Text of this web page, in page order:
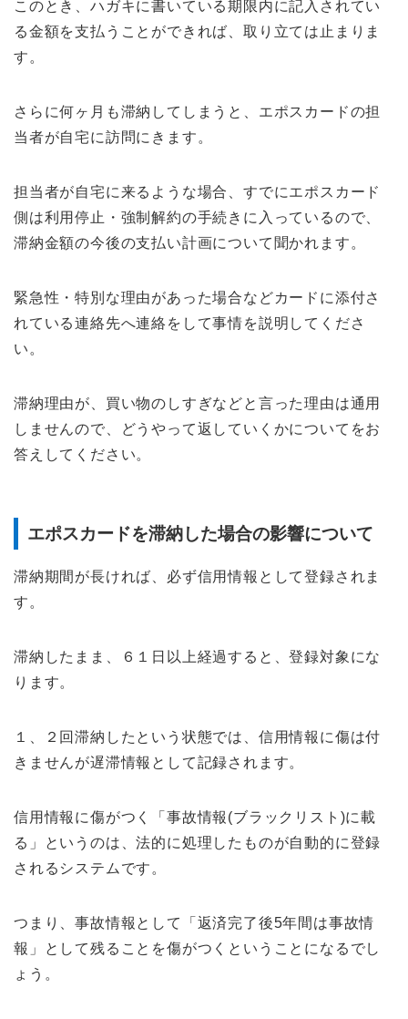
このとき、ハガキに書いている期限内に記入されてい
る金額を支払うことができれば、取り立ては止まりま
す。
さらに何ヶ月も滞納してしまうと、エポスカードの担
当者が自宅に訪問にきます。
担当者が自宅に来るような場合、すでにエポスカード
側は利用停止・強制解約の手続きに入っているので、
滞納金額の今後の支払い計画について聞かれます。
緊急性・特別な理由があった場合などカードに添付さ
れている連絡先へ連絡をして事情を説明してくださ
い。
滞納理由が、買い物のしすぎなどと言った理由は通用
しませんので、どうやって返していくかについてをお
答えしてください。
エポスカードを滞納した場合の影響について
滞納期間が長ければ、必ず信用情報として登録されま
す。
滞納したまま、６１日以上経過すると、登録対象にな
ります。
１、２回滞納したという状態では、信用情報に傷は付
きませんが遅滞情報として記録されます。
信用情報に傷がつく「事故情報(ブラックリスト)に載
る」というのは、法的に処理したものが自動的に登録
されるシステムです。
つまり、事故情報として「返済完了後5年間は事故情
報」として残ることを傷がつくということになるでし
ょう。